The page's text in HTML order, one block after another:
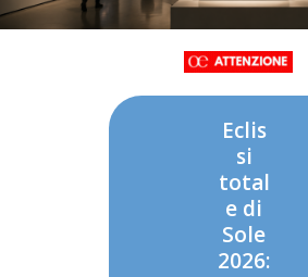
Eclis
si
total
e di
Sole
2026: